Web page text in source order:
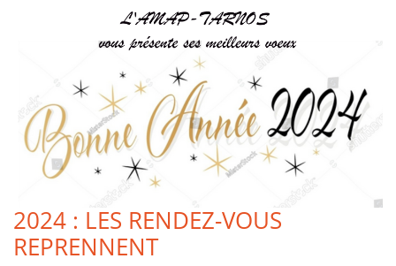
2024 : LES RENDEZ-VOUS
REPRENNENT